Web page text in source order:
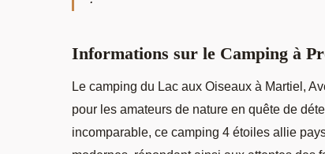
Informations sur le Camping à
Le camping du Lac aux Oiseaux à Martiel,
pour les amateurs de nature en quête de
incomparable, ce camping 4 étoiles allie